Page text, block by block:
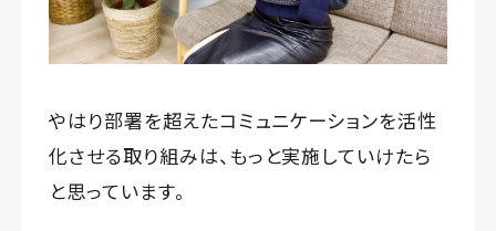
やはり部署を超えたコミュニケーションを活性
化させる取り組みは、もっと実施していけたら
と思っています。